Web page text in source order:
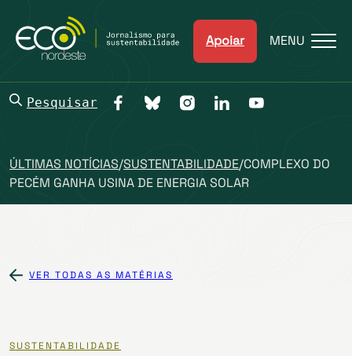
Apoiar MENU
Pesquisar
ÚLTIMAS NOTÍCIAS/SUSTENTABILIDADE/COMPLEXO DO
PECÉM GANHA USINA DE ENERGIA SOLAR
VER TODAS AS MATÉRIAS
SUSTENTABILIDADE